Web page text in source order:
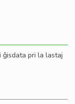
ĝisdata pri la lastaj